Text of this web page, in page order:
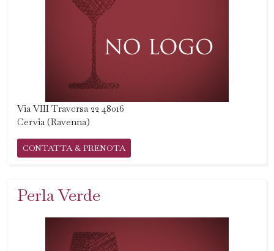
Via VIII Traversa 22 48016
Cervia (Ravenna)
CONTATTA & PRENOTA
Perla Verde